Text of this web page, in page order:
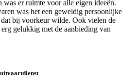
was er ruimte voor alle eigen ideeën.
was het een geweldig persoonlijke
bij voorkeur wilde. Ook vielen de
gelukkig met de aanbieding van